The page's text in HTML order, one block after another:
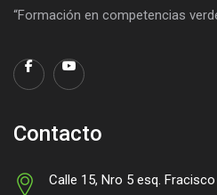
“Formación en competencias
Contacto
Calle 15, Nro 5 esq.